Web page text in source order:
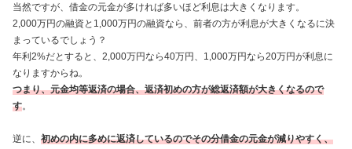
当然ですが、借金の元金が多ければ多いほど利息は大きくなります。
2,000万円の融資と1,000万円の融資なら、前者の方が利息が大きくなるに決
まっているでしょう？
年利2%だとすると、2,000万円なら40万円、1,000万円なら20万円が利息に
なりますからね。
つまり、元金均等返済の場合、返済初めの方が総返済額が大きくなるので
す。
逆に、 初めの内に多めに返済しているのでその分借金の元金が減りやすく、